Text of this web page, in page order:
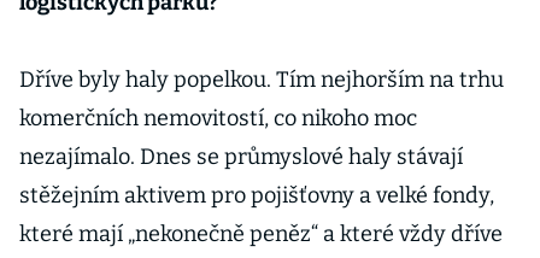
Dříve byly haly popelkou. Tím nejhorším na trhu
komerčních nemovitostí, co nikoho moc
nezajímalo. Dnes se průmyslové haly stávají
stěžejním aktivem pro pojišťovny a velké fondy,
které mají „nekonečně peněz“ a které vždy dříve